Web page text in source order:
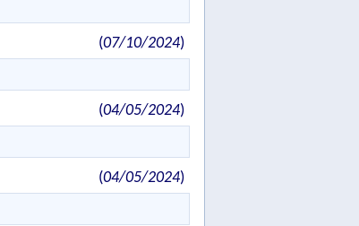
(07/10/2024)
(04/05/2024)
(04/05/2024)